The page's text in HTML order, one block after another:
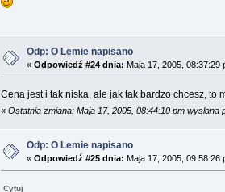
Odp: O Lemie napisano
« Odpowiedź #24 dnia: Maja 17, 2005, 08:37:29
Cena jest i tak niska, ale jak tak bardzo chcesz, to
« Ostatnia zmiana: Maja 17, 2005, 08:44:10 pm wysłana
Odp: O Lemie napisano
« Odpowiedź #25 dnia: Maja 17, 2005, 09:58:26
Cytuj